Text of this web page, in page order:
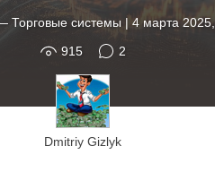
Торговые системы | 4 марта
915
2
Dmitriy Gizlyk